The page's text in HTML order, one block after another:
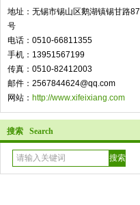
地址：无锡市锡山区鹅湖镇锡甘路87
号
电话：0510-66811355
手机：13951567199
传真：0510-82412003
邮件：2567844624@qq.com
网站： http://www.xifeixiang.com
搜索 Search